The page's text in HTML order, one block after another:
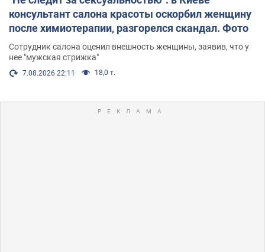
консультант салона красоты оскорбил женщину
после химиотерапии, разгорелся скандал. Фото
Сотрудник салона оценил внешность женщины, заявив, что у
нее "мужская стрижка"
7.08.2026 22:11 18,0 т.